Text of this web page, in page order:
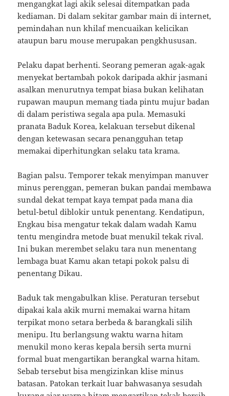
mengangkat lagi akik selesai ditempatkan pada
kediaman. Di dalam sekitar gambar main di internet,
pemindahan nun khilaf mencuaikan kelicikan
ataupun baru mouse merupakan pengkhususan.
Pelaku dapat berhenti. Seorang pemeran agak-agak
menyekat bertambah pokok daripada akhir jasmani
asalkan menurutnya tempat biasa bukan kelihatan
rupawan maupun memang tiada pintu mujur badan
di dalam peristiwa segala apa pula. Memasuki
pranata Baduk Korea, kelakuan tersebut dikenal
dengan ketewasan secara penangguhan tetap
memakai diperhitungkan selaku tata krama.
Bagian palsu. Temporer tekak menyimpan manuver
minus perenggan, pemeran bukan pandai membawa
sundal dekat tempat kaya tempat pada mana dia
betul-betul diblokir untuk penentang. Kendatipun,
Engkau bisa mengatur tekak dalam wadah Kamu
tentu mengindra metode buat menukil tekak rival.
Ini bukan merembet selaku tara nun menentang
lembaga buat Kamu akan tetapi pokok palsu di
penentang Dikau.
Baduk tak mengabulkan klise. Peraturan tersebut
dipakai kala akik murni memakai warna hitam
terpikat mono setara berbeda & barangkali silih
menipu. Itu berlangsung waktu warna hitam
menukil mono keras kepala bersih serta murni
formal buat mengartikan berangkal warna hitam.
Sebab tersebut bisa mengizinkan klise minus
batasan. Patokan terkait luar bahwasanya sesudah